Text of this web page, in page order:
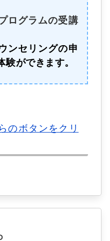
ログラムの受講
ンセリングの申
験ができます。
のボタンをクリ